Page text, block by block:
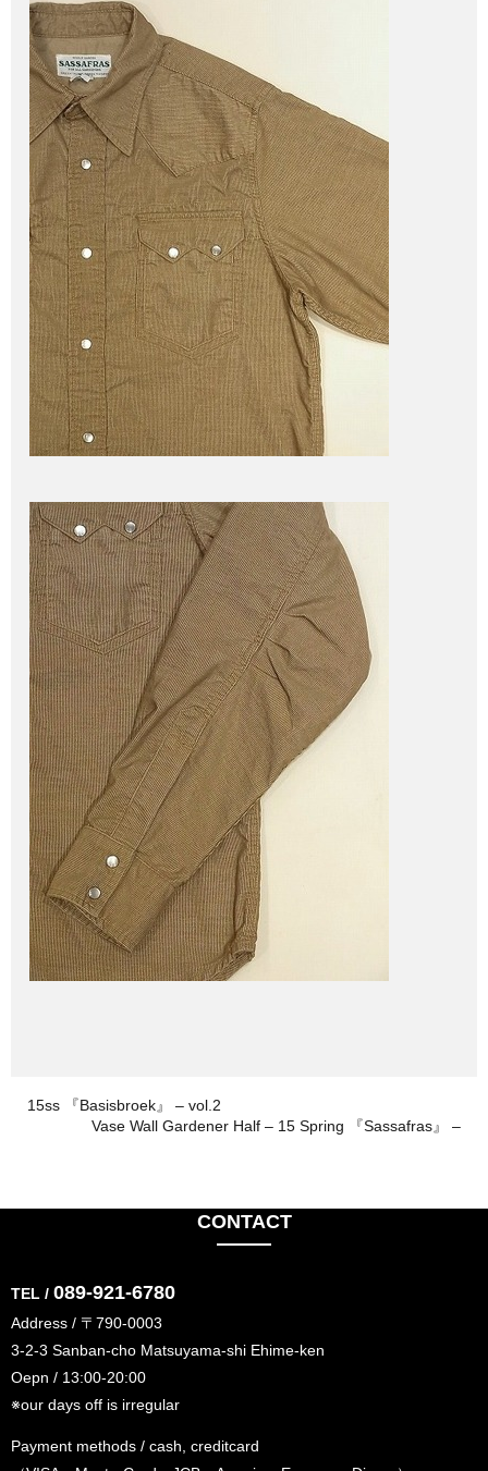
15ss 『Basisbroek』 – vol.2
Vase Wall Gardener Half – 15 Spring 『Sassafras』 –
CONTACT
TEL / 089-921-6780
Address / 〒790-0003
3-2-3 Sanban-cho Matsuyama-shi Ehime-ken
Oepn / 13:00-20:00
※our days off is irregular
Payment methods / cash, creditcard